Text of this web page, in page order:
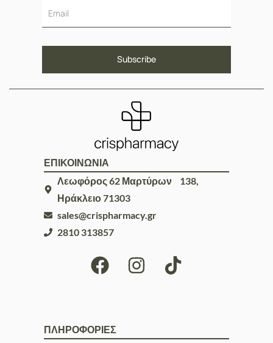
ΕΠΙΚΟΙΝΩΝΙΑ
Λεωφόρος 62 Μαρτύρων 138,
Ηράκλειο 71303
sales@crispharmacy.gr
2810 313857
ΠΛΗΡΟΦΟΡΙΕΣ